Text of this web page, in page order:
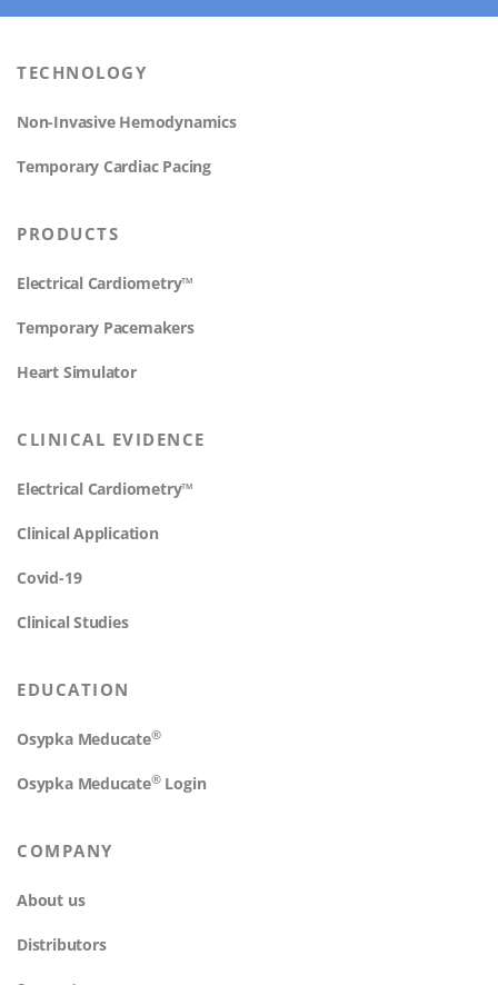
TECHNOLOGY
Non-Invasive Hemodynamics
Temporary Cardiac Pacing
PRODUCTS
Electrical Cardiometry™
Temporary Pacemakers
Heart Simulator
CLINICAL EVIDENCE
Electrical Cardiometry™
Clinical Application
Covid-19
Clinical Studies
EDUCATION
Osypka Meducate®
Osypka Meducate®Login
COMPANY
About us
Distributors